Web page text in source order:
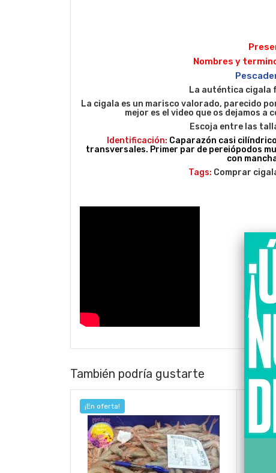
Nombres y
La auténtica cigala
La cigala es un marisco valorado, parecido
mejor es el video que os dejamos
Escoja entre las
Identificación: Caparazón casi
transversales. Primer par de pereiópodos
con
Tags: Comprar
También podría gustarte